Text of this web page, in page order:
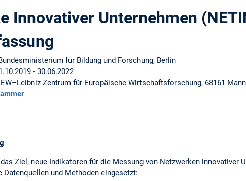
Innovativer Unternehmen
für Bildung und Forschung, Berlin
- 30.06.2022
Zentrum für Europäische Wirtschaftsforschung, 68161
Ziel, neue Indikatoren für die Messung von Netzwerken innovativer
Datenquellen und Methoden eingesetzt: